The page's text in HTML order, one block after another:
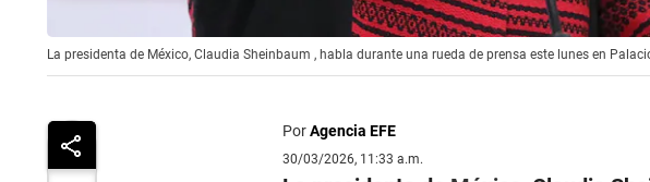
La presidenta de México, Claudia Sheinbaum , habla durante una rueda de prensa este lunes en
PorAgencia EFE
30/03/2026, 11:33 a.m.